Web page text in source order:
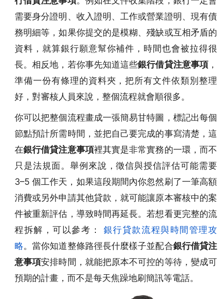
需要身分證明、收入證明、工作或營業證明、現有債
務明細等，如果你提交的是模糊、殘缺或互相矛盾的
資料，就算銀行願意幫你補件，時間也會被拉得很
長。相反地，若你事先知道這些銀行借貸注意事項 ，
準備一份有條理的資料夾，把所有文件依類別整理
好，對審核人員來說，整個流程就會順很多。
你可以把整個流程畫成一張簡易甘特圖，標記出每個
節點預計所需時間，並把自己要完成的事寫清楚，這
在銀行借貸注意事項裡其實是非常實務的一環，而不
只是法規面。舉例來說，徵信與授信評估可能需要
3–5 個工作天，如果這段期間內你忽然刷了一筆高額
消費或另外申請其他貸款，就可能讓原本審核中的案
件被重新評估，導致時間再延長。若想看更完整的流
程拆解，可以參考：
銀行貸款流程與時間管理攻
略。當你知道整條路徑長什麼樣子並配合銀行借貸注
意事項安排時間，就能把原本不可控的等待，變成可
預期的計畫，而不是每天焦躁地刷簡訊等電話。